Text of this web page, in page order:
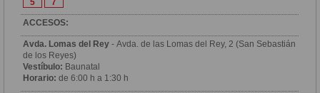
5
7
ACCESOS:
Avda. Lomas del Rey - Avda. de las Lomas del Rey, 2 (San Sebastián
de los Reyes)
Vestíbulo: Baunatal
Horario: de 6:00 h a 1:30 h